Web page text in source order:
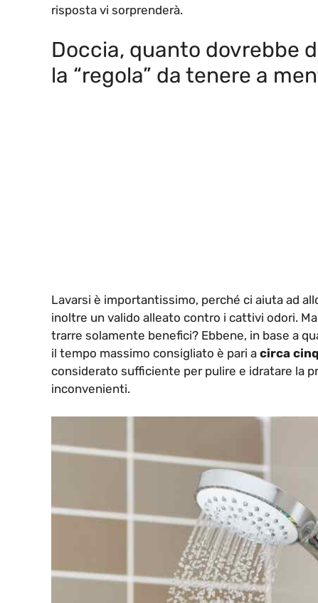
risposta vi sorprenderà.
Doccia, quanto dovrebbe
la “regola” da tenere a
Lavarsi è importantissimo, perché ci aiuta ad
inoltre un valido alleato contro i cattivi odori.
trarre solamente benefici? Ebbene, in base a
il tempo massimo consigliato è pari a circa
considerato sufficiente per pulire e idratare la
inconvenienti.